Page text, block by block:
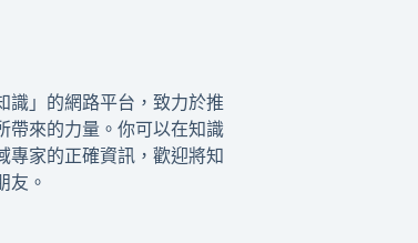
識」的網路平台，致力於推
帶來的力量。你可以在知識
專家的正確資訊，歡迎將知
友。